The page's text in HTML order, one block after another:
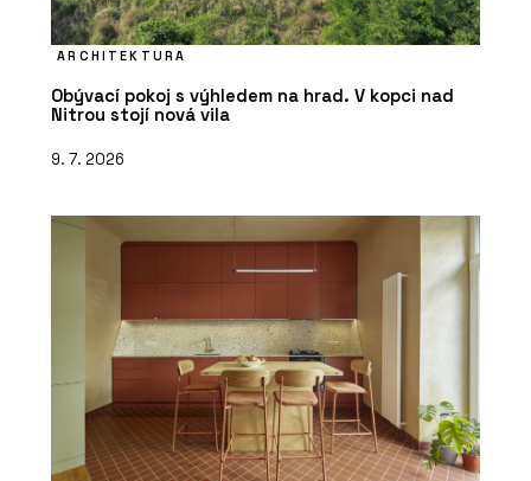
PRODUKTY
PRODUKTY
Fasádní systém Schüco FWS 50.SI
ARCHITEKTURA
Obývací pokoj s výhledem na hrad. V kopci nad
Nitrou stojí nová vila
9. 7. 2026